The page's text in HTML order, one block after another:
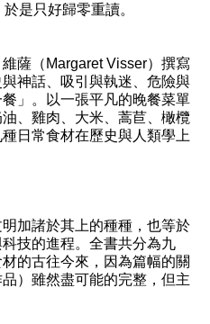
是只好歸零重讀。
薩（Margaret Visser）撰寫
神話、吸引與執迷、危險與
」。以一張平凡的晚餐菜單
、雞肉、大米、蒿苣、橄欖
日常食材在歷史與人類學上
加諸於其上的種種，也等於
技的進程。全書共分為九
的古往今來，因為篇幅的關
）雖然盡可能的完整，但主